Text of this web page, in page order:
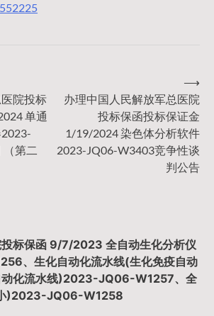
院投标
单通
（第二
办理中国人民解放军总医院
投标保函投标保证金
1/19/2024 染色体分析软件
2023-JQ06-W3403竞争性谈
判公告
⟶
投标保函 9/7/2023 全自动生化分析仪
、生化自动化流水线(生化免疫自动
动化流水线)2023-JQ06-W1257、全
)2023-JQ06-W1258